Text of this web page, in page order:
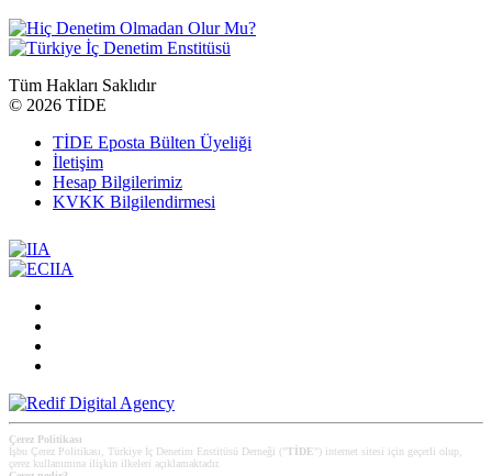
Tüm Hakları Saklıdır
© 2026 TİDE
TİDE Eposta Bülten Üyeliği
İletişim
Hesap Bilgilerimiz
KVKK Bilgilendirmesi
Çerez Politikası
İşbu Çerez Politikası, Türkiye İç Denetim Enstitüsü Derneği (" TİDE ") internet sitesi için geçerli olup,
çerez kullanımına ilişkin ilkeleri açıklamaktadır.